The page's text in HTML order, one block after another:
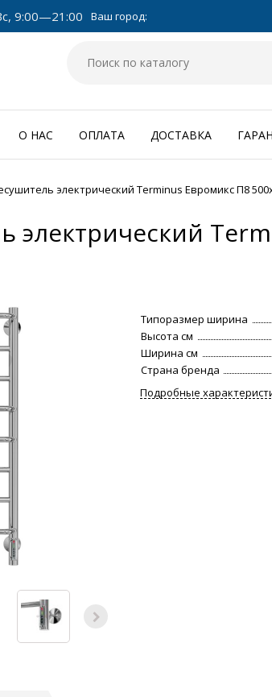
9:00—21:00 Ваш город:
О НАС ОПЛАТА ДОСТАВКА
электрический Terminus Евромикс П8
электрический
Типоразмер ширина
Высота см
Ширина см
Страна бренда
Подробные